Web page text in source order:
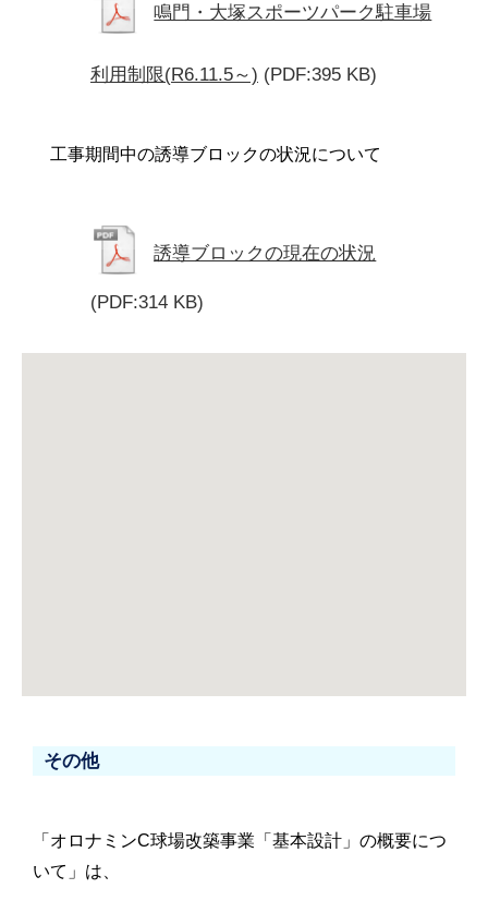
鳴門・大塚スポーツパーク駐車場
利用制限(R6.11.5～) (PDF:395 KB)
工事期間中の誘導ブロックの状況について
誘導ブロックの現在の状況
(PDF:314 KB)
その他
「オロナミンC球場改築事業「基本設計」の概要につ
いて」は、